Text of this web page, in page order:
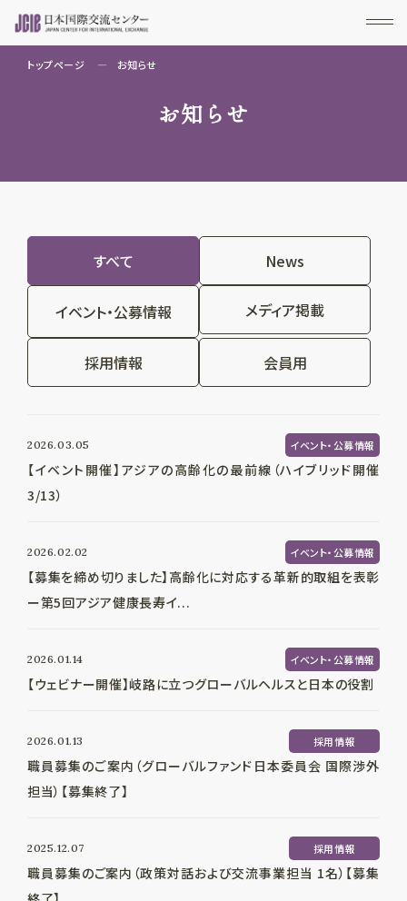
トップページ お知らせ
お知らせ
すべて News
イベント・公募情報 メディア掲載
採用情報 会員用
2026.03.05 イベント・公募情報
【イベント開催】アジアの高齢化の最前線（ハイブリッド開催
3/13）
2026.02.02 イベント・公募情報
【募集を締め切りました】高齢化に対応する革新的取組を表彰
ー第5回アジア健康長寿イ...
2026.01.14 イベント・公募情報
【ウェビナー開催】岐路に立つグローバルヘルスと日本の役割
2026.01.13 採用情報
職員募集のご案内（グローバルファンド日本委員会 国際渉外
担当）【募集終了】
2025.12.07 採用情報
職員募集のご案内（政策対話および交流事業担当 1名）【募集